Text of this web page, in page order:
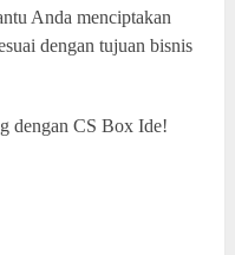
Anda menciptakan
dengan tujuan bisnis
dengan CS Box Ide!